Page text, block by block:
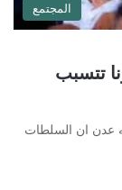
المجتمع
تتسبب
عدن ان السلطات